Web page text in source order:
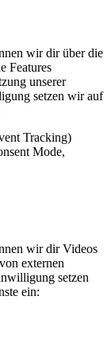
wir dir über die
Features
unserer
setzen wir auf
Tracking)
Mode,
wir dir Videos
externen
setzen
ein: